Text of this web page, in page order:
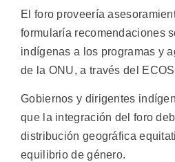
El foro proveería
formularía recomendaciones
indígenas a los programas y
de la ONU, a través del
Gobiernos y dirigentes
que la integración del foro
distribución geográfica
equilibrio de género.